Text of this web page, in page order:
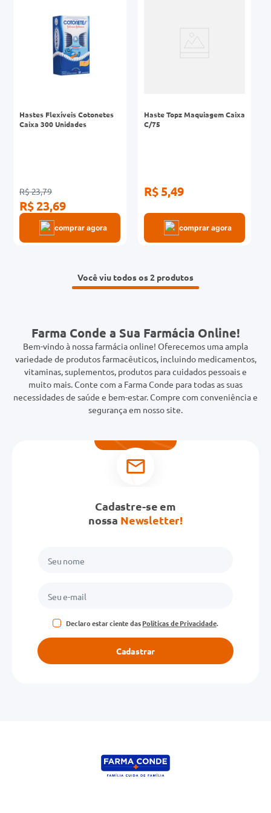
Hastes Flexíveis Cotonetes
Caixa 300 Unidades
R$ 23,79
R$ 23,69
comprar agora
Haste Topz Maquiagem Caixa
C/75
R$ 5,49
comprar agora
Você viu todos os 2
Farma Conde a Sua Farmácia Online!
Bem-vindo à nossa farmácia online! Oferecemos uma ampla
variedade de produtos farmacêuticos, incluindo medicamentos,
vitaminas, suplementos, produtos para cuidados pessoais e
muito mais. Conte com a Farma Conde para todas as suas
necessidades de saúde e bem-estar. Compre com conveniência e
segurança em nosso site.
Cadastre-se em
nossa Newsletter!
Declaro estar ciente dasPolíticas de Privacidade.
Cadastrar